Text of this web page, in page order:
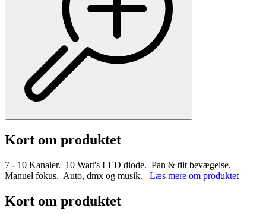
Kort om produktet
7 - 10 Kanaler. 10 Watt's LED diode. Pan & tilt bevægelse.
Manuel fokus. Auto, dmx og musik. Læs mere om produktet
Kort om produktet